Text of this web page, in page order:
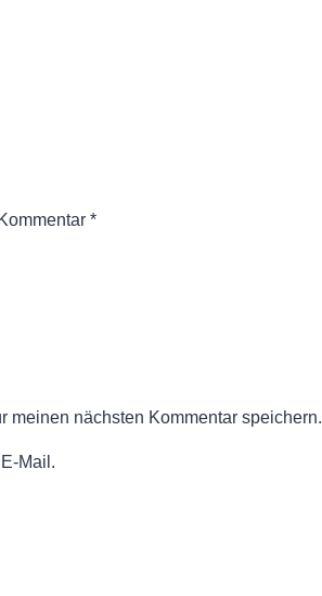
Kommentar *
meinen nächsten Kommentar speichern.
Mail.